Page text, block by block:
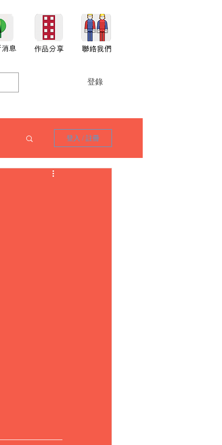
消息 作品分享 聯絡我們
登錄
登入 / 註冊